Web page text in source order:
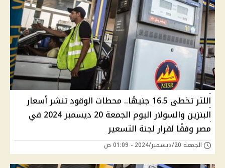
اللتر تخطى 16.5 جنيهًا.. محطات الوقود تنشر أسعار
البنزين والسولار اليوم الجمعة 20 ديسمبر 2024 في
مصر وفقًا لقرار لجنة التسعير
الجمعة 20/ديسمبر/2024 - 01:09 ص